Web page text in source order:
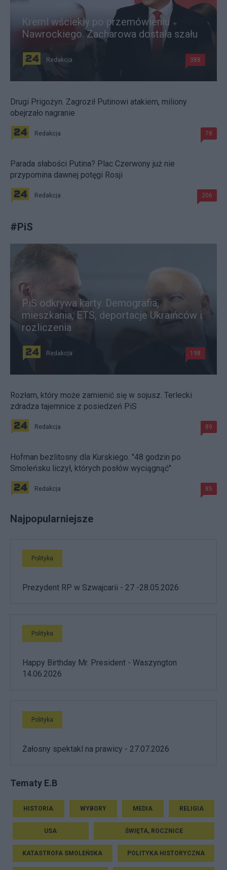
Kreml wściekły po przemówieniu
Nawrockiego. Zacharowa dostała szału
Redakcja 388
Drugi Prigożyn. Zagroził Putinowi atakiem, miliony
obejrzało nagranie
Redakcja 78
Parada słabości Putina? Plac Czerwony już nie
przypomina dawnej potęgi Rosji
Redakcja 206
#PiS
PiS odkrywa karty. Demografia,
mieszkania, ETS, deportacje Ukraińców i
rozliczenia
Redakcja 198
Rozłam, który może zamienić się w sojusz. Terlecki
zdradza tajemnice z posiedzeń PiS
Redakcja 89
Hofman bezlitosny dla Kurskiego. "48 godzin po
Smoleńsku liczył, których posłów wyciągnąć"
Redakcja 85
Najpopularniejsze
Polityka
Prezydent RP w Szwajcarii - 27 -28.05.2026
Polityka
Happy Birthday Mr. President - Waszyngton
14.06.2026
Polityka
Żałosny spektakl na prawicy - 27.07.2026
Tematy E.B
HISTORIA WYBORY MEDIA RELIGIA
USA ŚWIĘTA, ROCZNICE
KATASTROFA SMOLEŃSKA POLITYKA HISTORYCZNA